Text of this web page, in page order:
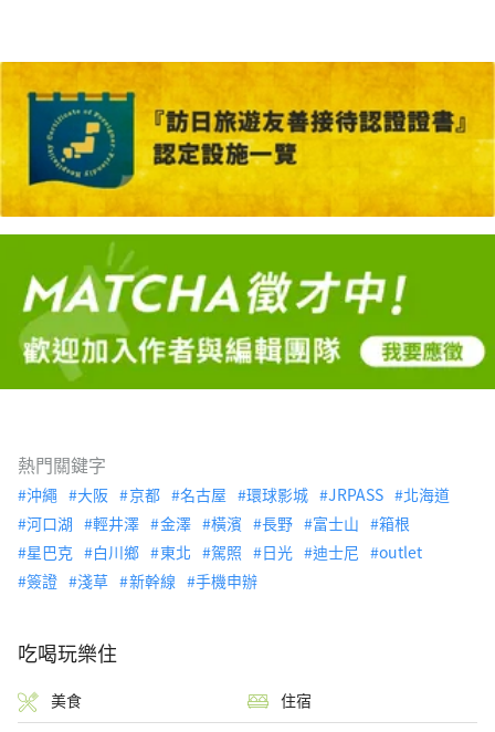
熱門關鍵字
沖繩 大阪 京都 名古屋 環球影城 JRPASS
北海道
河口湖
輕井澤 金澤 橫濱 長野 富士山
箱根
星巴克
白川鄉 東北 駕照 日光 迪士尼
outlet
簽證
淺草 新幹線 手機申辦
吃喝玩樂住
美食 住宿